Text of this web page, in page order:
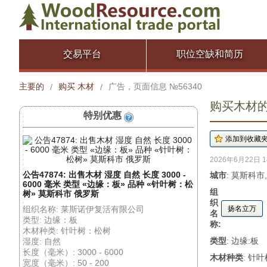
交易平台 职位空缺和简历
主要的 / 购买 木材 / 广告，页面信息 №56340
特别优惠
公告47874: 出售木材 湿度 自然 长度 3000 -
6000 毫米 类型 «边缘：板» 品种 «针叶树：松
树» 莫斯科市 俄罗斯
组织名称: 莱斯诺伊复活有限公司
类型: 边缘：板
木材种类: 针叶树：松树
湿度: 自然
长度（毫米）: 3000 - 6000
宽度（毫米）: 50 - 200
购买木材
2026年6月22日
城市: 莫斯科市
组
织
名
称:
扬名立万
类型: 边缘:板
木材种类: 针叶